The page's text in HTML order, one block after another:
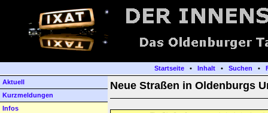
Startseite• Inhalt• Suchen •
Aktuell
Kurzmeldungen
Infos
Neue Straßen in Oldenburgs